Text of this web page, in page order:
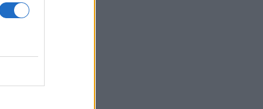
τα
Τσεν